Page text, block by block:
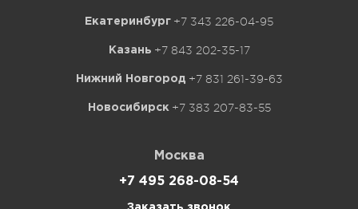
Екатеринбург +7 343 226-04-95
Казань +7 843 202-35-17
Нижний Новгород +7 831 261-39-63
Новосибирск +7 383 207-83-55
Москва
+7 495 268-08-54